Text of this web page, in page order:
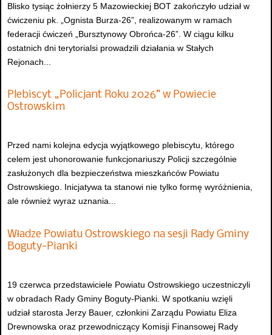
Blisko tysiąc żołnierzy 5 Mazowieckiej BOT zakończyło udział w
ćwiczeniu pk. „Ognista Burza-26”, realizowanym w ramach
federacji ćwiczeń „Bursztynowy Obrońca-26”. W ciągu kilku
ostatnich dni terytorialsi prowadzili działania w Stałych
Rejonach...
Plebiscyt „Policjant Roku 2026” w Powiecie
Ostrowskim
Przed nami kolejna edycja wyjątkowego plebiscytu, którego
celem jest uhonorowanie funkcjonariuszy Policji szczególnie
zasłużonych dla bezpieczeństwa mieszkańców Powiatu
Ostrowskiego. Inicjatywa ta stanowi nie tylko formę wyróżnienia,
ale również wyraz uznania...
Władze Powiatu Ostrowskiego na sesji Rady Gminy
Boguty-Pianki
19 czerwca przedstawiciele Powiatu Ostrowskiego uczestniczyli
w obradach Rady Gminy Boguty-Pianki. W spotkaniu wzięli
udział starosta Jerzy Bauer, członkini Zarządu Powiatu Eliza
Drewnowska oraz przewodniczący Komisji Finansowej Rady